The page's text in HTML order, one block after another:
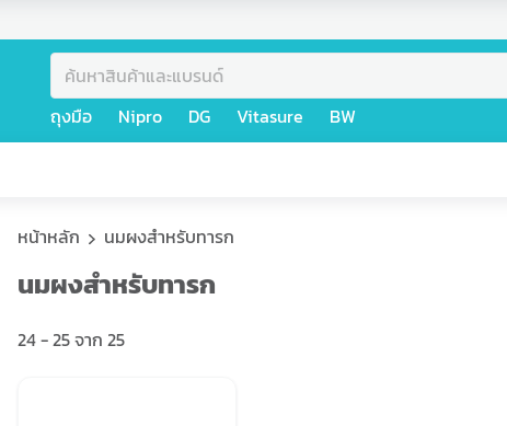
ถุงมือ Nipro DG Vitasure BW
หน้าหลัก นมผงสำหรับทารก
นมผงสำหรับทารก
24-25จาก 25